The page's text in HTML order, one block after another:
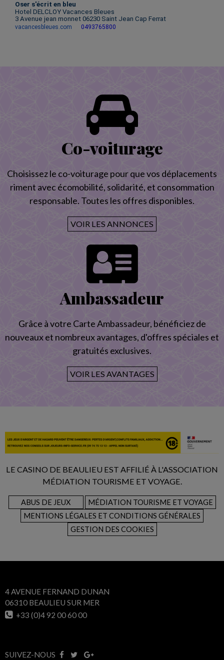
Oser s'écrit en bleu
Hotel DELCLOY Vacances Bleues
3 Avenue jean monnet 06230 Saint Jean Cap Ferrat
vacancesbleues.com 0493765800
Co-voiturage
Choisissez le co-voiturage pour que vos déplacements
riment avec écomobilité, solidarité, et consommation
responsable. Toutes les offres disponibles.
VOIR LES ANNONCES
Ambassadeur
Grâce à votre Carte Ambassadeur, bénéficiez de
nouveaux et nombreux avantages, d'offres spéciales et
gratuités exclusives.
VOIR LES AVANTAGES
LE CASINO DE BEAULIEU EST AFFILIÉ À L'ASSOCIATION
MÉDIATION TOURISME ET VOYAGE.
ABUS DE JEUX
MÉDIATION TOURISME ET VOYAGE
MENTIONS LÉGALES ET CONDITIONS GÉNÉRALES
GESTION DES COOKIES
4 AVENUE FERNAND DUNAN
06310 BEAULIEU SUR MER
+33 (0)4 92 00 60 00
SUIVEZ-NOUS